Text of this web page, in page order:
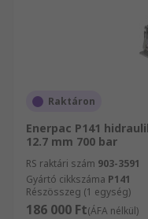
Raktáron
Enerpac P141
12.7 mm 700 bar
RS raktári szám 903-3591
Gyártó cikkszáma P141
Részösszeg (1 egység)
186 000 Ft(ÁFA nélkül)